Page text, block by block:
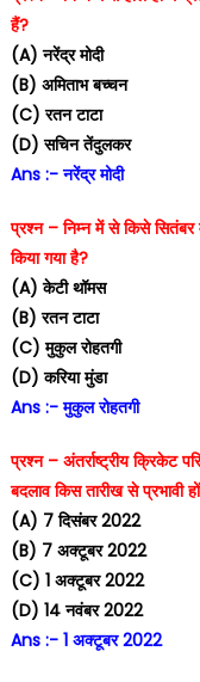
हैं?
(A) नरेंद्र मोदी
(B) अमिताभ बच्चन
(C) रतन टाटा
(D) सचिन तेंदुलकर
Ans :- नरेंद्र मोदी
प्रश्न – निम्न में से किसे
किया गया है?
(A) केटी थॉमस
(B) रतन टाटा
(C) मुकुल रोहतगी
(D) करिया मुंडा
Ans :- मुकुल रोहतगी
प्रश्न – अंतर्राष्ट्रीय क्रिकेट
बदलाव किस तारीख से प्रभावी
(A) 7 दिसंबर 2022
(B) 7 अक्टूबर 2022
(C) 1 अक्टूबर 2022
(D) 14 नवंबर 2022
Ans :- 1 अक्टूबर 2022